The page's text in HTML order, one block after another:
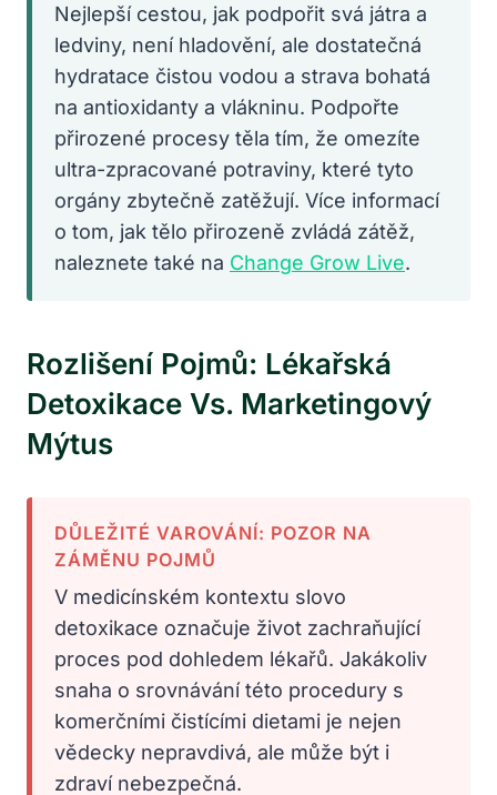
Nejlepší cestou, jak podpořit svá játra a
ledviny, není hladovění, ale dostatečná
hydratace čistou vodou a strava bohatá
na antioxidanty a vlákninu. Podpořte
přirozené procesy těla tím, že omezíte
ultra-zpracované potraviny, které tyto
orgány zbytečně zatěžují. Více informací
o tom, jak tělo přirozeně zvládá zátěž,
naleznete také na Change Grow Live.
Rozlišení Pojmů: Lékařská
Detoxikace Vs. Marketingový
Mýtus
DŮLEŽITÉ VAROVÁNÍ: POZOR NA
ZÁMĚNU POJMŮ
V medicínském kontextu slovo
detoxikace označuje život zachraňující
proces pod dohledem lékařů. Jakákoliv
snaha o srovnávání této procedury s
komerčními čistícími dietami je nejen
vědecky nepravdivá, ale může být i
zdraví nebezpečná.